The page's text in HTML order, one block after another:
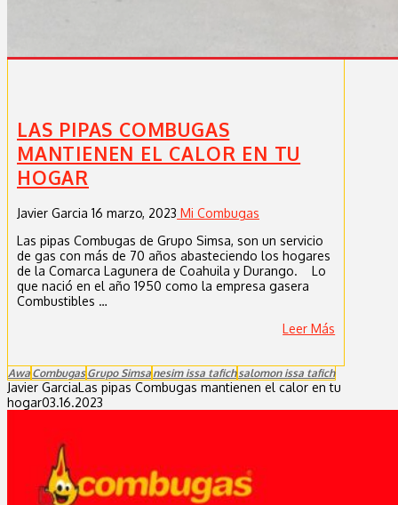
LAS PIPAS COMBUGAS
MANTIENEN EL CALOR EN TU
HOGAR
Javier Garcia 16 marzo, 2023 Mi Combugas
Las pipas Combugas de Grupo Simsa, son un servicio
de gas con más de 70 años abasteciendo los hogares
de la Comarca Lagunera de Coahuila y Durango. Lo
que nació en el año 1950 como la empresa gasera
Combustibles …
Leer Más
Awa Combugas Grupo Simsa nesim issa tafich salomon issa tafich
Javier GarciaLas pipas Combugas mantienen el calor en tu
hogar03.16.2023